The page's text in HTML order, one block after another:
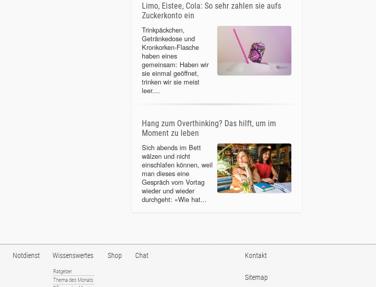
Limo, Eistee, Cola: So sehr zahlen sie aufs
Zuckerkonto ein
Trinkpäckchen,
Getränkedose und
Kronkorken-Flasche
haben eines
gemeinsam: Haben wir
sie einmal geöffnet,
trinken wir sie meist
leer....
Hang zum Overthinking? Das hilft, um im
Moment zu leben
Sich abends im Bett
wälzen und nicht
einschlafen können, weil
man dieses eine
Gespräch vom Vortag
wieder und wieder
durchgeht: «Wie hat...
Notdienst Wissenswertes
Ratgeber
Thema des Monats
Shop Chat Kontakt
Sitemap